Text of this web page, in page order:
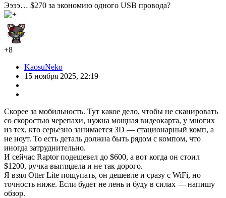
Ээээ… $270 за экономию одного USB провода?
+8
KaosuNeko
15 ноября 2025, 22:19
Скорее за мобильность. Тут какое дело, чтобы не сканировать
со скоростью черепахи, нужна мощная видеокарта, у многих
из тех, кто серьезно занимается 3D — стационарный комп, а
не ноут. То есть деталь должна быть рядом с компом, что
иногда затруднительно.
И сейчас Raptor подешевел до $600, а вот когда он стоил
$1200, ручка выглядела и не так дорого.
Я взял Otter Lite пощупать, он дешевле и сразу с WiFi, но
точность ниже. Если будет не лень и буду в силах — напишу
обзор.